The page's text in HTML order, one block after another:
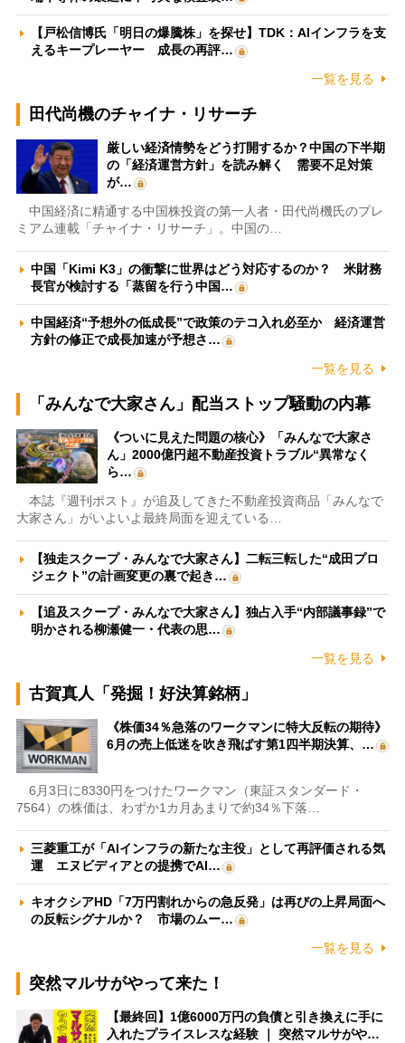
【戸松信博氏「明日の爆騰株」を探せ】TDK：AIインフラを支
えるキープレーヤー 成長の再評…
一覧を見る
田代尚機のチャイナ・リサーチ
厳しい経済情勢をどう打開するか？中国の下半期
の「経済運営方針」を読み解く 需要不足対策
が…
中国経済に精通する中国株投資の第一人者・田代尚機氏のプレ
ミアム連載「チャイナ・リサーチ」。中国の…
中国「Kimi K3」の衝撃に世界はどう対応するのか？ 米財務
長官が検討する「蒸留を行う中国…
中国経済“予想外の低成長”で政策のテコ入れ必至か 経済運営
方針の修正で成長加速が予想さ…
一覧を見る
「みんなで大家さん」配当ストップ騒動の内幕
《ついに見えた問題の核心》「みんなで大家さ
ん」2000億円超不動産投資トラブル“異常なく
ら…
本誌『週刊ポスト』が追及してきた不動産投資商品「みんなで
大家さん」がいよいよ最終局面を迎えている…
【独走スクープ・みんなで大家さん】二転三転した“成田プロ
ジェクト”の計画変更の裏で起き…
【追及スクープ・みんなで大家さん】独占入手“内部議事録”で
明かされる柳瀬健一・代表の思…
一覧を見る
古賀真人「発掘！好決算銘柄」
《株価34％急落のワークマンに特大反転の期待》
6月の売上低迷を吹き飛ばす第1四半期決算、…
6月3日に8330円をつけたワークマン（東証スタンダード・
7564）の株価は、わずか1カ月あまりで約34％下落…
三菱重工が「AIインフラの新たな主役」として再評価される気
運 エヌビディアとの提携でAI…
キオクシアHD「7万円割れからの急反発」は再びの上昇局面へ
の反転シグナルか？ 市場のムー…
一覧を見る
突然マルサがやって来た！
【最終回】1億6000万円の負債と引き換えに手に
入れたプライスレスな経験 ｜ 突然マルサがや…